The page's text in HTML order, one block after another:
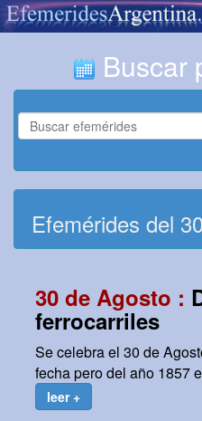
Buscar
Efemérides del
30 de Agosto :
ferrocarriles
Se celebra el 30 de
fecha pero del año 1857
leer +